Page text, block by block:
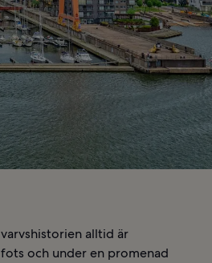
alltid är
och under en promenad